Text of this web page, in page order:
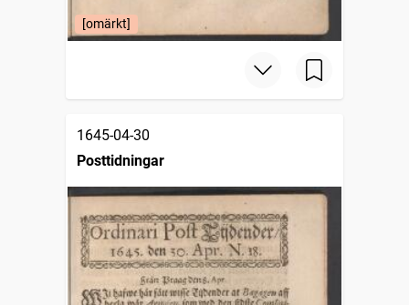
[omärkt]
1645-04-30
Posttidningar